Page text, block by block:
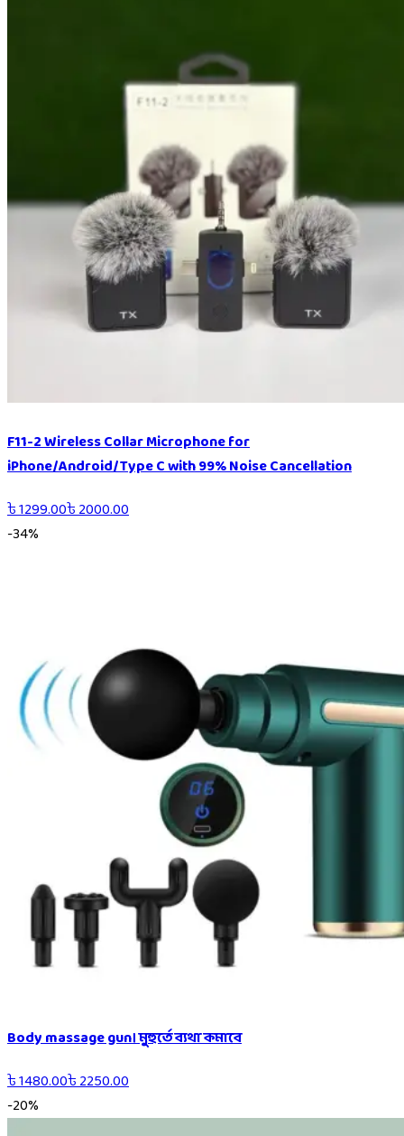
F11-2 Wireless Collar Microphone for
iPhone/Android/Type C with 99% Noise Cancellation
৳1299.00৳2000.00
-34%
Body massage gun। মুহুর্তে ব্যথা কমাবে
৳1480.00৳2250.00
-20%